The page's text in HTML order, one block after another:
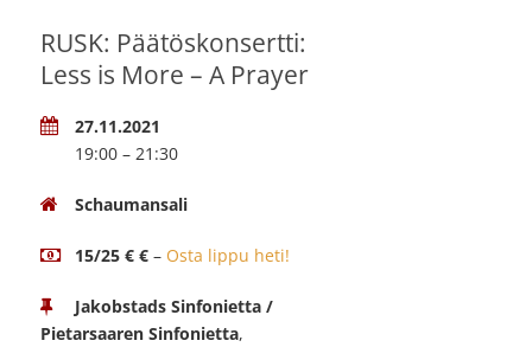
RUSK: Päätöskonsertti:
Less is More – A Prayer
27.11.2021
19:00 – 21:30
Schaumansali
15/25 € € – Osta lippu heti!
Jakobstads Sinfonietta /
Pietarsaaren Sinfonietta,